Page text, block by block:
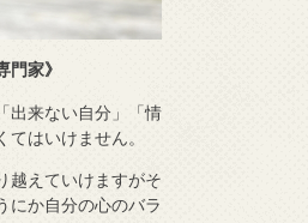
門家》
出来ない自分」「情
はいけません。
越えていけますがそ
にか自分の心のバラ